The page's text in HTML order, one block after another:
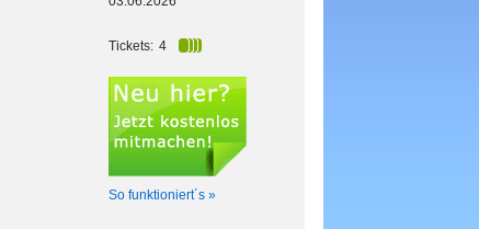
Tickets: 4
So funktioniert´s »